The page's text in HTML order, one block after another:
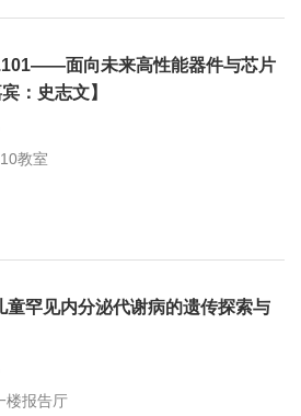
面向未来高性能器件与芯片
：史志文】
教室
童罕见内分泌代谢病的遗传探索与
楼报告厅